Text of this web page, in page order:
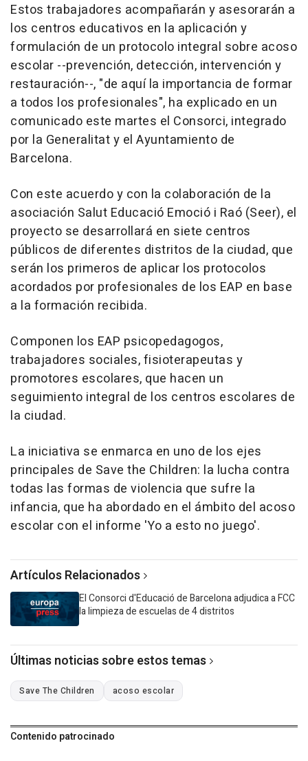
Estos trabajadores acompañarán y asesorarán a
los centros educativos en la aplicación y
formulación de un protocolo integral sobre acoso
escolar --prevención, detección, intervención y
restauración--, "de aquí la importancia de formar
a todos los profesionales", ha explicado en un
comunicado este martes el Consorci, integrado
por la Generalitat y el Ayuntamiento de
Barcelona.
Con este acuerdo y con la colaboración de la
asociación Salut Educació Emoció i Raó (Seer), el
proyecto se desarrollará en siete centros
públicos de diferentes distritos de la ciudad, que
serán los primeros de aplicar los protocolos
acordados por profesionales de los EAP en base
a la formación recibida.
Componen los EAP psicopedagogos,
trabajadores sociales, fisioterapeutas y
promotores escolares, que hacen un
seguimiento integral de los centros escolares de
la ciudad.
La iniciativa se enmarca en uno de los ejes
principales de Save the Children: la lucha contra
todas las formas de violencia que sufre la
infancia, que ha abordado en el ámbito del acoso
escolar con el informe 'Yo a esto no juego'.
Artículos Relacionados
El Consorci d'Educació de Barcelona adjudica a FCC
la limpieza de escuelas de 4 distritos
Últimas noticias sobre estos temas
Save The Children acoso escolar
Contenido patrocinado